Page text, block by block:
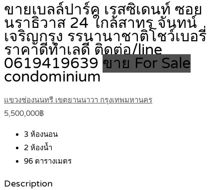
ขายเบลล์ปาร์ค เรสซิเดนท์ ซอย
นราธิวาส 24 ใกล้สาทร จันทน์
เจริญกรุง รรนานาชาติโชว์เบอรี่
ราคาดีทำเลดี ติดต่อ/line
0619419639 ขาย For Sale
condominium
แขวงช่องนนทรี เขตยานนาวา กรุงเทพมหานคร
5,500,000฿
3 ห้องนอน
2 ห้องน้ำ
96 ตารางเมตร
Description